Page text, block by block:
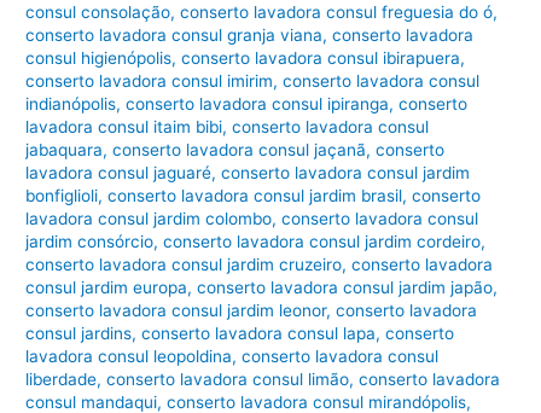
consul consolação,conserto lavadora consul freguesia do ó,
conserto lavadora consul granja viana,conserto lavadora
consul higienópolis,conserto lavadora consul ibirapuera,
conserto lavadora consul imirim,conserto lavadora consul
indianópolis,conserto lavadora consul ipiranga,conserto
lavadora consul itaim bibi,conserto lavadora consul
jabaquara,conserto lavadora consul jaçanã,conserto
lavadora consul jaguaré,conserto lavadora consul jardim
bonfiglioli,conserto lavadora consul jardim brasil,conserto
lavadora consul jardim colombo,conserto lavadora consul
jardim consórcio,conserto lavadora consul jardim cordeiro,
conserto lavadora consul jardim cruzeiro,conserto lavadora
consul jardim europa,conserto lavadora consul jardim japão,
conserto lavadora consul jardim leonor,conserto lavadora
consul jardins,conserto lavadora consul lapa,conserto
lavadora consul leopoldina,conserto lavadora consul
liberdade,conserto lavadora consul limão,conserto lavadora
consul mandaqui,conserto lavadora consul mirandópolis,